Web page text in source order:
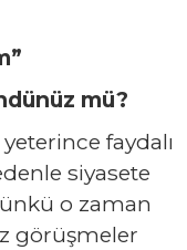
mü?
faydalı
siyasete
o zaman
görüşmeler